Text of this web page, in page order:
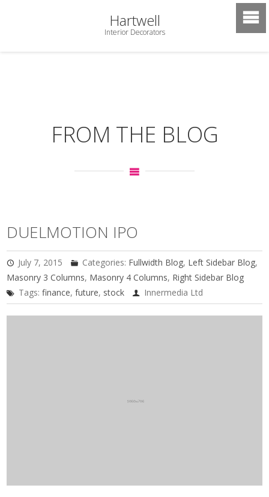
Hartwell
Interior Decorators
FROM THE BLOG
DUELMOTION IPO
July 7, 2015 Categories: Fullwidth Blog, Left Sidebar Blog,
Masonry 3 Columns, Masonry 4 Columns, Right Sidebar Blog
Tags:finance,future, stock Innermedia Ltd